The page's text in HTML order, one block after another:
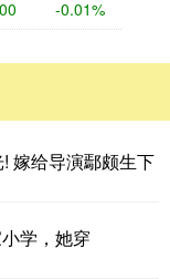
-0.01%
嫁给导演鄢颇生下
学，她穿